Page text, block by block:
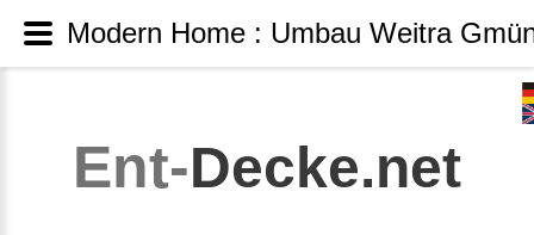
Ent-Decke.net
Modern Home : Umbau Weitra